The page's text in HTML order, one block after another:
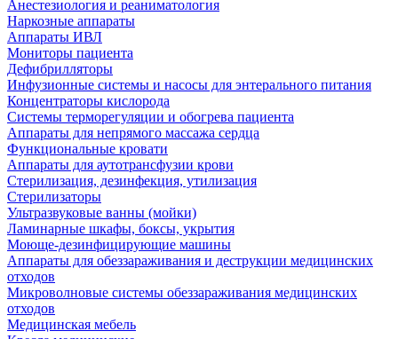
Анестезиология и реаниматология
Наркозные аппараты
Аппараты ИВЛ
Мониторы пациента
Дефибрилляторы
Инфузионные системы и насосы для энтерального питания
Концентраторы кислорода
Системы терморегуляции и обогрева пациента
Аппараты для непрямого массажа сердца
Функциональные кровати
Аппараты для аутотрансфузии крови
Стерилизация, дезинфекция, утилизация
Стерилизаторы
Ультразвуковые ванны (мойки)
Ламинарные шкафы, боксы, укрытия
Моюще-дезинфицирующие машины
Аппараты для обеззараживания и деструкции медицинских
отходов
Микроволновые системы обеззараживания медицинских
отходов
Медицинская мебель